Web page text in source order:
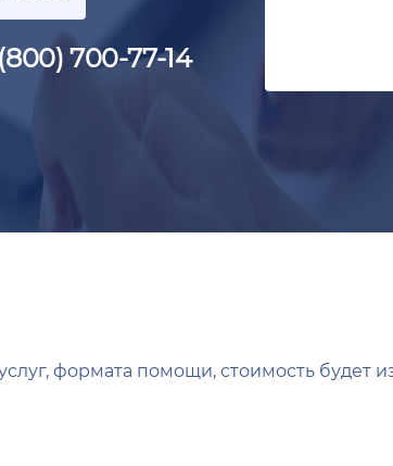
700-77-14
формата помощи, стоимость будет